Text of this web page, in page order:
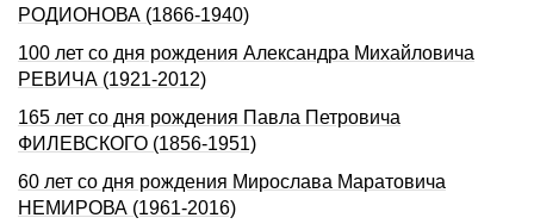
РОДИОHОВА (1866-1940)
100 лет со дня рождения Александра Михайловича
РЕВИЧА (1921-2012)
165 лет со дня рождения Павла Петровича
ФИЛЕВСКОГО (1856-1951)
60 лет со дня рождения Мирослава Маратовича
НЕМИРОВА (1961-2016)